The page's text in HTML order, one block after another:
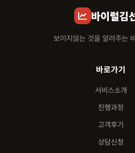
바이럴김
보이지않는 것을 알려주는
바로가기
서비스소개
진행과정
고객후기
상담신청